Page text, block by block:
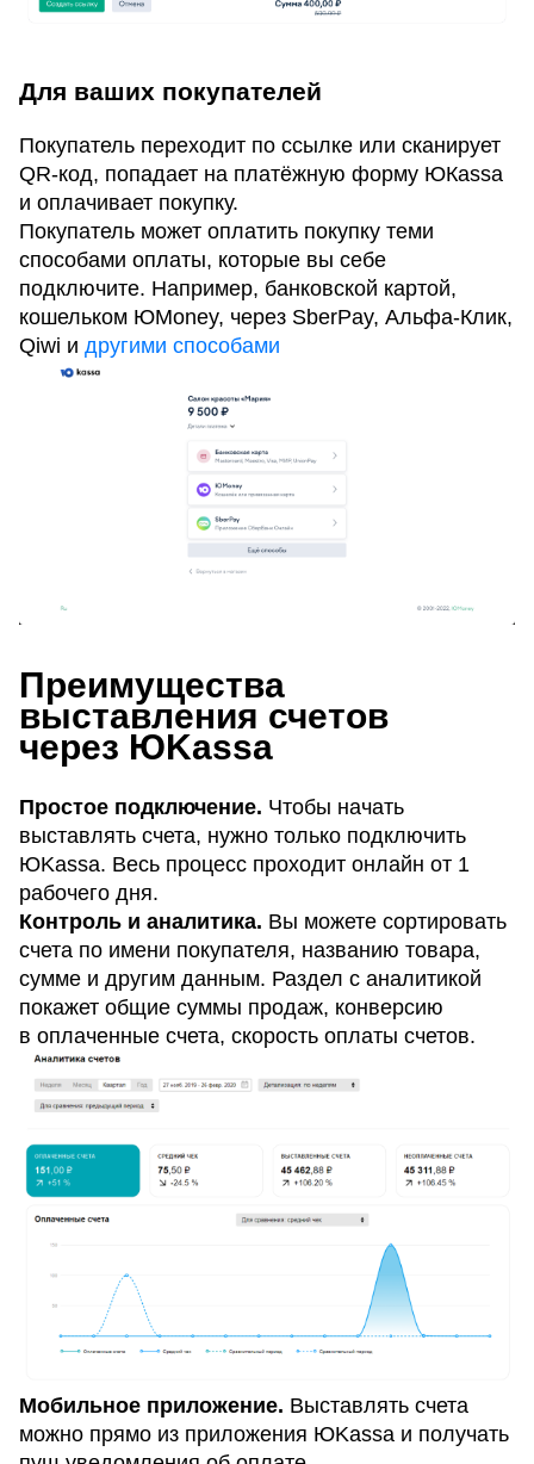
Для ваших покупателей
Покупатель переходит по ссылке или сканирует
QR-код, попадает на платёжную форму ЮКаssа
и оплачивает покупку.
Покупатель может оплатить покупку теми
способами оплаты, которые вы себе
подключите. Например, банковской картой,
кошельком ЮMoney, через SberPay, Альфа-Клик,
Qiwi и другими способами
Преимущества
выставления счетов
через ЮKassa
Простое подключение. Чтобы начать
выставлять счета, нужно только подключить
ЮKassa. Весь процесс проходит онлайн от 1
рабочего дня.
Контроль и аналитика. Вы можете сортировать
счета по имени покупателя, названию товара,
сумме и другим данным. Раздел с аналитикой
покажет общие суммы продаж, конверсию
в оплаченные счета, скорость оплаты счетов.
Мобильное приложение. Выставлять счета
можно прямо из приложения ЮKassa и получать